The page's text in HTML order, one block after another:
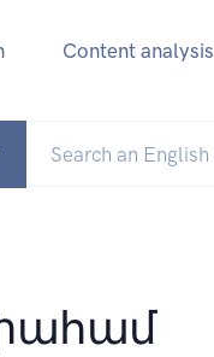
Content analysis